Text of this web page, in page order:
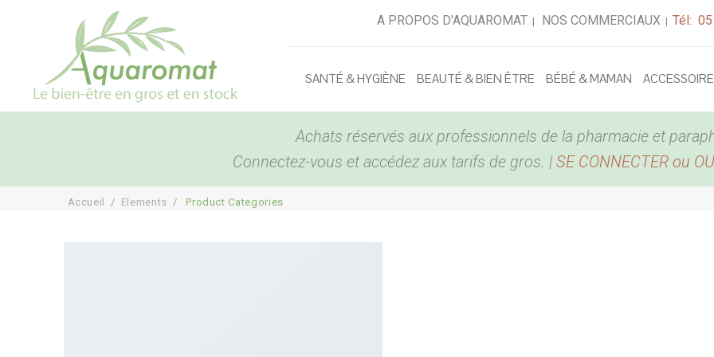
A PROPOS D'AQUAROMAT | NOS COMMERCIAUX | Tél:
SANTÉ & HYGIÈNE BEAUTÉ & BIEN ÊTRE BÉBÉ & MAMAN
Achats réservés aux professionnels de la pharmacie et
Connectez-vous et accédez aux tarifs de gros. | SE CONNECTER ou
Accueil / Elements / Product Categories